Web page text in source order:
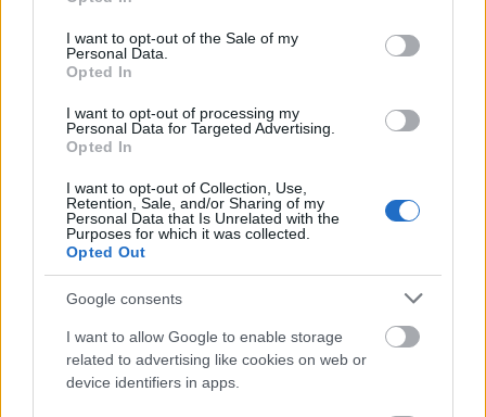
use your data for below specified purposes in below Google
consent section.
I want to opt-out of the Sale of my
Personal Data.
Opted In
I want to opt-out of processing my
Personal Data for Targeted Advertising.
Opted In
I want to opt-out of Collection, Use,
Retention, Sale, and/or Sharing of my
Personal Data that Is Unrelated with the
Purposes for which it was collected.
Opted Out
Google consents
I want to allow Google to enable storage
related to advertising like cookies on web or
device identifiers in apps.
Könyvkritika: V.E. Schwab: Egy
sötétebb mágia (2017)
Egy remek fantasy, nagyon jól megírva
FilmBaráth •2017. augusztus 31.